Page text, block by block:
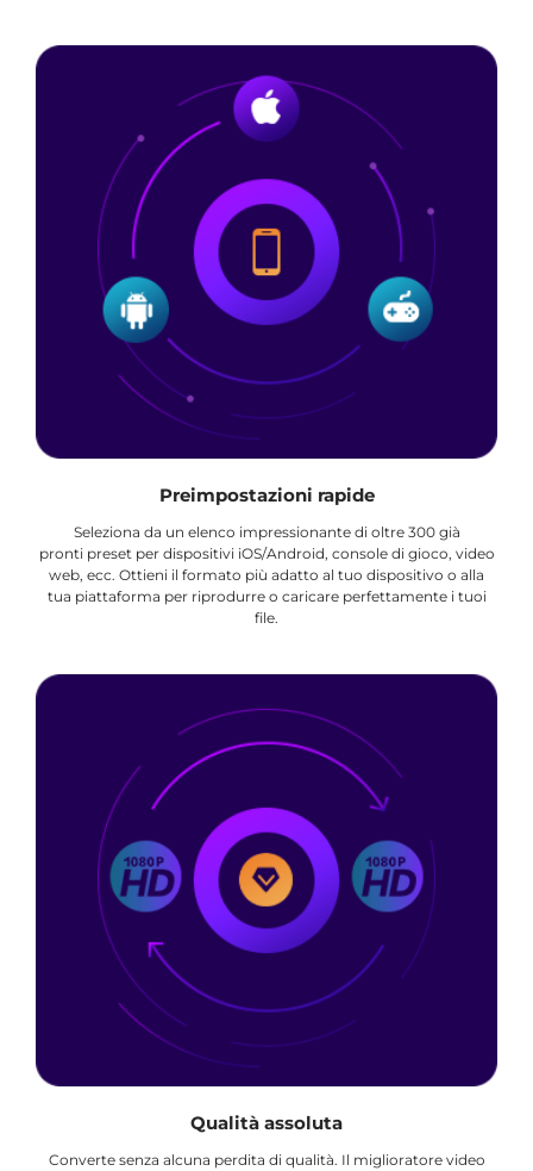
Preimpostazioni rapide
Seleziona da un elenco impressionante di oltre 300 già
pronti preset per dispositivi iOS/Android, console di gioco, video
web, ecc. Ottieni il formato più adatto al tuo dispositivo o alla
tua piattaforma per riprodurre o caricare perfettamente i tuoi
file.
Qualità assoluta
Converte senza alcuna perdita di qualità. Il miglioratore video